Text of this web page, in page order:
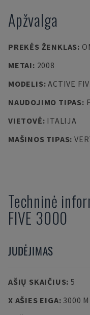
Apžvalga
PREKĖS ŽENKLAS:
METAI: 2008
MODELIS:ACTIVE
NAUDOJIMO TIPAS:
VIETOVĖ: ITALIJA
MAŠINOS TIPAS:
Techninė
FIVE 3000
JUDĖJIMAS
AŠIŲ SKAIČIUS: 5
X AŠIES EIGA: 3000